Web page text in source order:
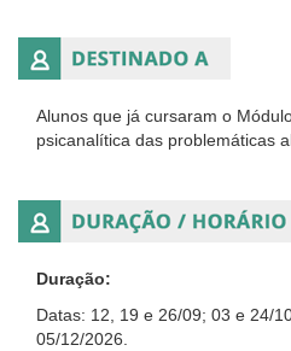
Alunos que já cursaram o
psicanalítica das problemáticas
Duração:
Datas: 12, 19 e 26/09; 03 e 24/
05/12/2026.